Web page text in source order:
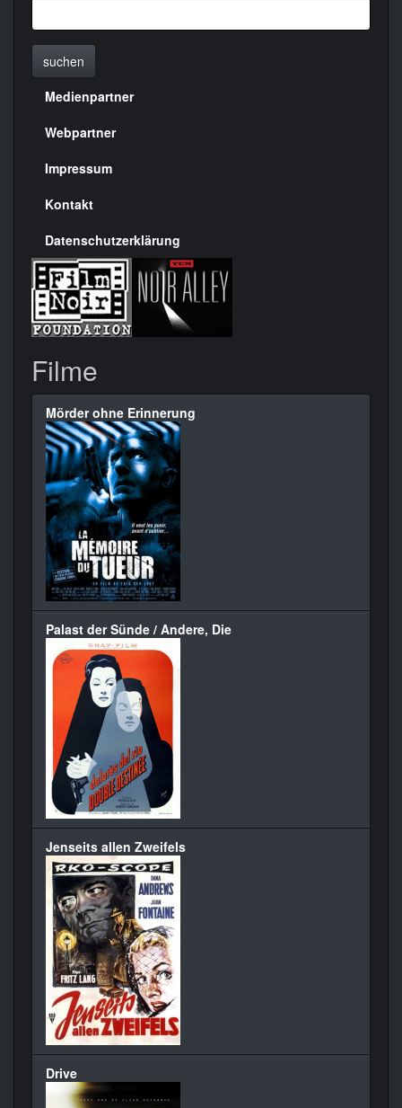
suchen
Menülinks
rechte
Seite
Medienpartner
Webpartner
Impressum
Kontakt
Datenschutzerklärung
Filme
Mörder ohne Erinnerung
Palast der Sünde / Andere, Die
Jenseits allen Zweifels
Drive